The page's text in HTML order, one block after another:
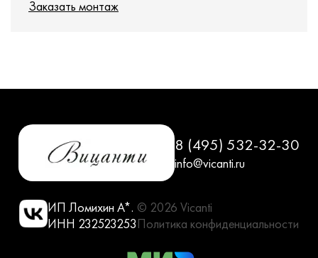
Заказать монтаж
8 (495) 532-32-30
info@vicanti.ru
ИП Ломихин А*.
ИНН 232523253
© 2026 Vicanti
Политика конфиденциальности